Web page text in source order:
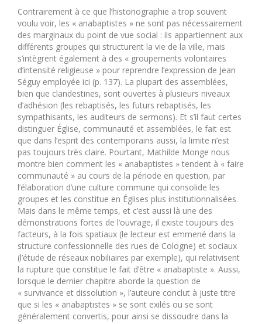
Contrairement à ce que l’historiographie a trop souvent
voulu voir, les « anabaptistes » ne sont pas nécessairement
des marginaux du point de vue social : ils appartiennent aux
différents groupes qui structurent la vie de la ville, mais
s’intègrent également à des « groupements volontaires
d’intensité religieuse » pour reprendre l’expression de Jean
Séguy employée ici (p. 137). La plupart des assemblées,
bien que clandestines, sont ouvertes à plusieurs niveaux
d’adhésion (les rebaptisés, les futurs rebaptisés, les
sympathisants, les auditeurs de sermons). Et s’il faut certes
distinguer Église, communauté et assemblées, le fait est
que dans l’esprit des contemporains aussi, la limite n’est
pas toujours très claire. Pourtant, Mathilde Monge nous
montre bien comment les « anabaptistes » tendent à « faire
communauté » au cours de la période en question, par
l’élaboration d’une culture commune qui consolide les
groupes et les constitue en Églises plus institutionnalisées.
Mais dans le même temps, et c’est aussi là une des
démonstrations fortes de l’ouvrage, il existe toujours des
facteurs, à la fois spatiaux (le lecteur est emmené dans la
structure confessionnelle des rues de Cologne) et sociaux
(l’étude de réseaux nobiliaires par exemple), qui relativisent
la rupture que constitue le fait d’être « anabaptiste ». Aussi,
lorsque le dernier chapitre aborde la question de
« survivance et dissolution », l’auteure conclut à juste titre
que si les « anabaptistes » se sont exilés ou se sont
généralement convertis, pour ainsi se dissoudre dans la